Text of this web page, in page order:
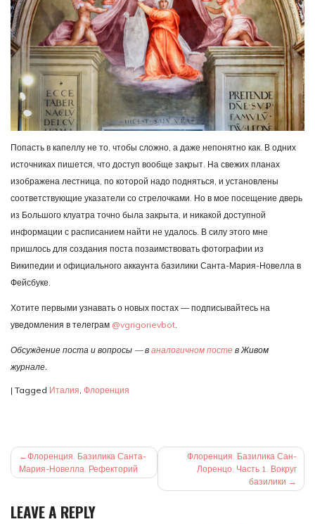
Попасть в капеллу не то, чтобы сложно, а даже непонятно как. В одних
источниках пишется, что доступ вообще закрыт. На свежих планах
изображена лестница, по которой надо подняться, и установлены
соответствующие указатели со стрелочками. Но в мое посещение дверь
из Большого клуатра точно была закрыта, и никакой доступной
информации с расписанием найти не удалось. В силу этого мне
пришлось для создания поста позаимствовать фотографии из
Википедии и официального аккаунта базилики Санта-Мария-Новелла в
Фейсбуке.
Хотите первыми узнавать о новых постах — подписывайтесь на
уведомления в телеграм @vgrigorievbot.
Обсуждение поста и вопросы — в аналогичном посте в Живом
журнале.
| Tagged Италия, Флоренция
НАВИГАЦИЯ
ПО
Флоренция. Базилика Санта-
Мария-Новелла. Рефекторий
Флоренция. Базилика Сан-
Лоренцо. Часть 1. Вокруг
базилики
LEAVE A REPLY